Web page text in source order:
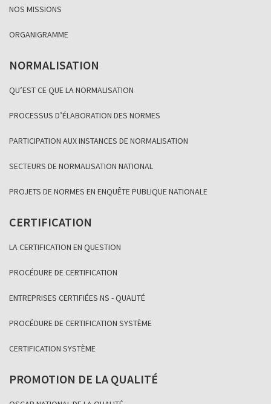
NOS MISSIONS
ORGANIGRAMME
NORMALISATION
QU’EST CE QUE LA NORMALISATION
PROCESSUS D’ÉLABORATION DES NORMES
PARTICIPATION AUX INSTANCES DE NORMALISATION
SECTEURS DE NORMALISATION NATIONAL
PROJETS DE NORMES EN ENQUÊTE PUBLIQUE NATIONALE
CERTIFICATION
LA CERTIFICATION EN QUESTION
PROCÉDURE DE CERTIFICATION
ENTREPRISES CERTIFIÉES NS - QUALITÉ
PROCÉDURE DE CERTIFICATION SYSTÈME
CERTIFICATION SYSTÈME
PROMOTION DE LA QUALITÉ